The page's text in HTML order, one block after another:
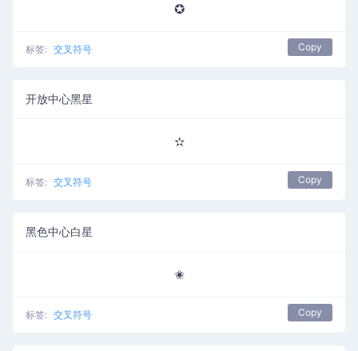
✪
标签: 交叉符号 Copy
开放中心黑星
✫
标签: 交叉符号 Copy
黑色中心白星
✬
标签: 交叉符号 Copy